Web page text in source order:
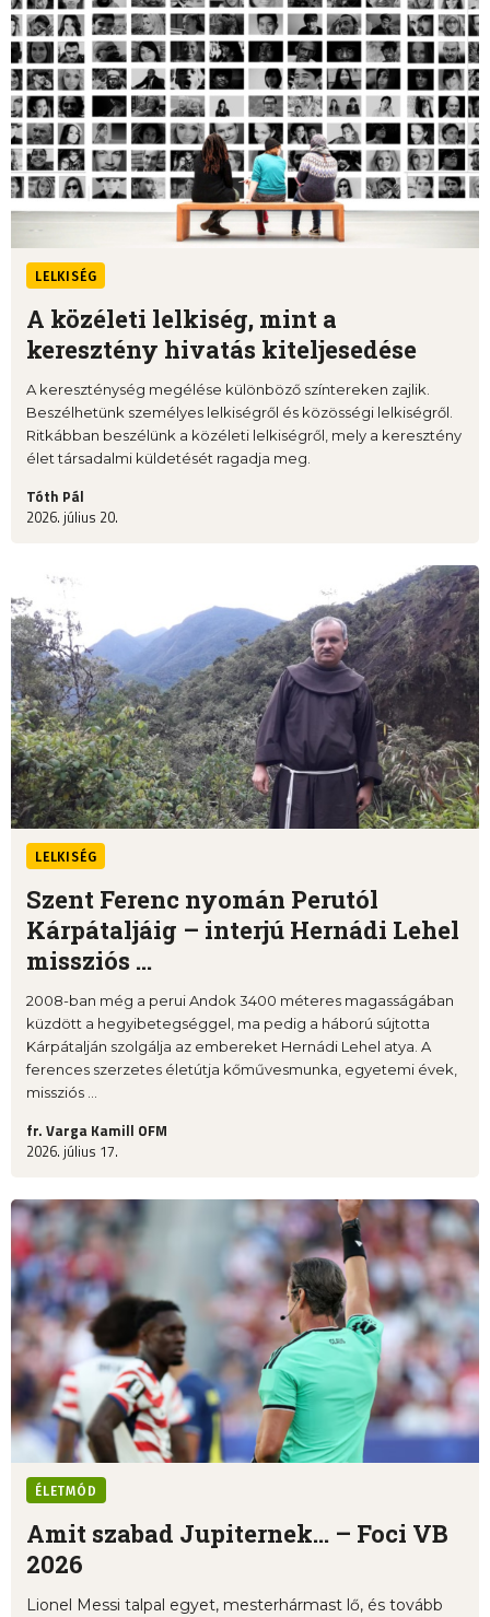
LELKISÉG
A közéleti lelkiség, mint a
keresztény hivatás kiteljesedése
A kereszténység megélése különböző színtereken zajlik.
Beszélhetünk személyes lelkiségről és közösségi lelkiségről.
Ritkábban beszélünk a közéleti lelkiségről, mely a keresztény
élet társadalmi küldetését ragadja meg.
Tóth Pál
2026. július 20.
LELKISÉG
Szent Ferenc nyomán Perutól
Kárpátaljáig – interjú Hernádi Lehel
missziós ...
2008-ban még a perui Andok 3400 méteres magasságában
küzdött a hegyibetegséggel, ma pedig a háború sújtotta
Kárpátalján szolgálja az embereket Hernádi Lehel atya. A
ferences szerzetes életútja kőművesmunka, egyetemi évek,
missziós ...
fr. Varga Kamill OFM
2026. július 17.
ÉLETMÓD
Amit szabad Jupiternek... – Foci VB
2026
Lionel Messi talpal egyet, mesterhármast lő, és tovább